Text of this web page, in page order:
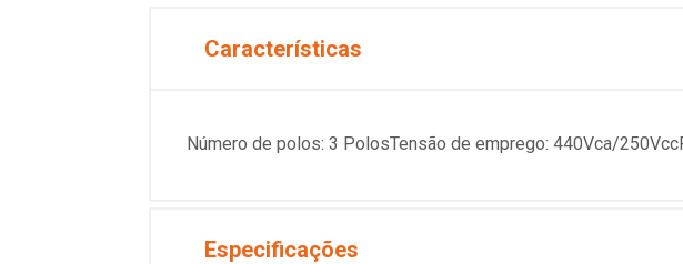
Características
Número de polos: 3 PolosTensão de emprego: 440Vca/
Especificações